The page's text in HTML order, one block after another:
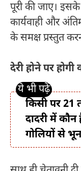
पूरी की जाए।
कार्यवाही और
के समक्ष प्रस्तुत
देरी होने पर होगी
किसी पर 21
दादरी में
गोलियों से